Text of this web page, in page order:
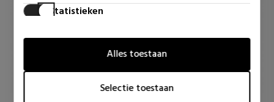
Statistieken
hoe bezoekers omgaan met websites door anoniem
informatie te verzamelen en te rapporteren.
Alles toestaan
Selectie toestaan